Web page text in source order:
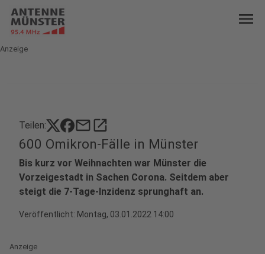
menu
Anzeige
Teilen: mailopen_in_new
600 Omikron-Fälle in Münster
Bis kurz vor Weihnachten war Münster die
Vorzeigestadt in Sachen Corona. Seitdem aber
steigt die 7-Tage-Inzidenz sprunghaft an.
Veröffentlicht: Montag, 03.01.2022 14:00
Anzeige